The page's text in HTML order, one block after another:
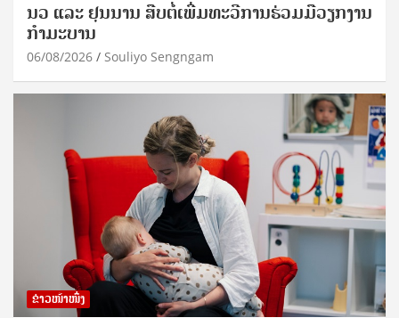
ນວ ແລະ ຢຸນນານ ສືບຕໍ່ເພີ່ມທະວີການຮ່ວມມືວຽກງານ
ກຳມະບານ
06/08/2026 Souliyo Sengngam
ຂ່າວໜ້າໜຶ່ງ